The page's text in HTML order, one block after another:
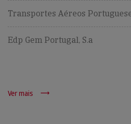
Transportes Aéreos
Edp Gem Portugal, S.a
Ver mais